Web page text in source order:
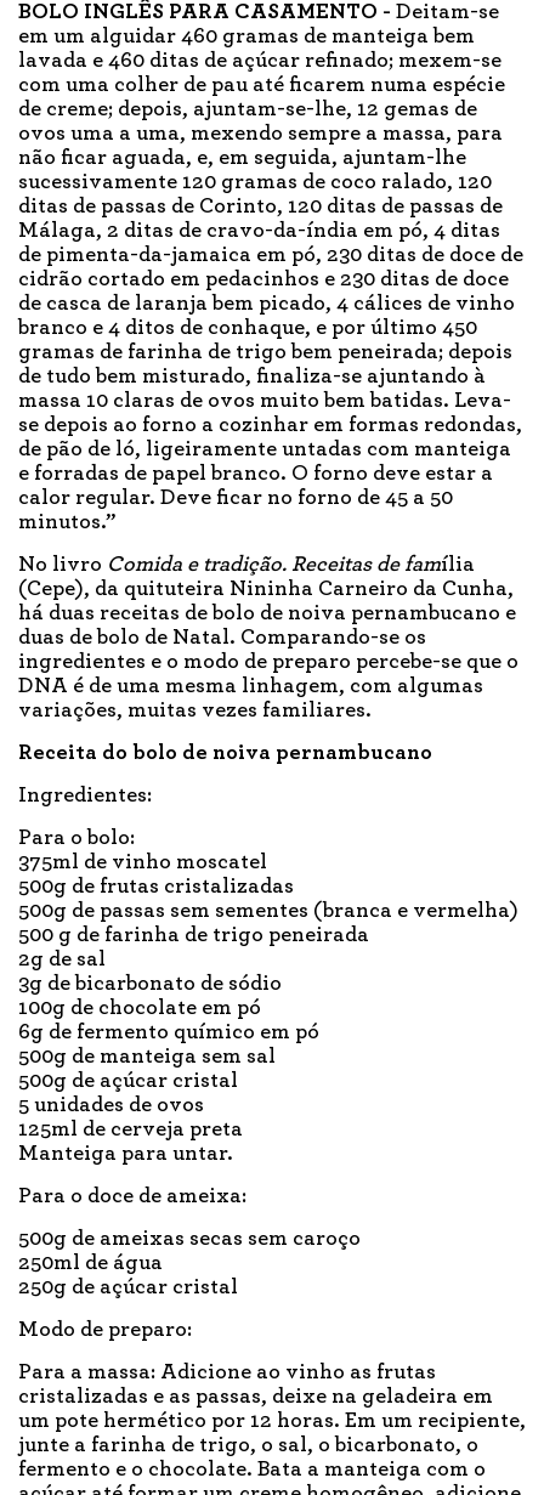
BOLO INGLÊS PARA CASAMENTO - Deitam-se
em um alguidar 460 gramas de manteiga bem
lavada e 460 ditas de açúcar refinado; mexem-se
com uma colher de pau até ficarem numa espécie
de creme; depois, ajuntam-se-lhe, 12 gemas de
ovos uma a uma, mexendo sempre a massa, para
não ficar aguada, e, em seguida, ajuntam-lhe
sucessivamente 120 gramas de coco ralado, 120
ditas de passas de Corinto, 120 ditas de passas de
Málaga, 2 ditas de cravo-da-índia em pó, 4 ditas
de pimenta-da-jamaica em pó, 230 ditas de doce de
cidrão cortado em pedacinhos e 230 ditas de doce
de casca de laranja bem picado, 4 cálices de vinho
branco e 4 ditos de conhaque, e por último 450
gramas de farinha de trigo bem peneirada; depois
de tudo bem misturado, finaliza-se ajuntando à
massa 10 claras de ovos muito bem batidas. Leva-
se depois ao forno a cozinhar em formas redondas,
de pão de ló, ligeiramente untadas com manteiga
e forradas de papel branco. O forno deve estar a
calor regular. Deve ficar no forno de 45 a 50
minutos.”
No livro Comida e tradição. Receitas de família
(Cepe), da quituteira Nininha Carneiro da Cunha,
há duas receitas de bolo de noiva pernambucano e
duas de bolo de Natal. Comparando-se os
ingredientes e o modo de preparo percebe-se que o
DNA é de uma mesma linhagem, com algumas
variações, muitas vezes familiares.
Receita do bolo de noiva pernambucano
Ingredientes:
Para o bolo:
375ml de vinho moscatel
500g de frutas cristalizadas
500g de passas sem sementes (branca e vermelha)
500 g de farinha de trigo peneirada
2g de sal
3g de bicarbonato de sódio
100g de chocolate em pó
6g de fermento químico em pó
500g de manteiga sem sal
500g de açúcar cristal
5 unidades de ovos
125ml de cerveja preta
Manteiga para untar.
Para o doce de ameixa:
500g de ameixas secas sem caroço
250ml de água
250g de açúcar cristal
Modo de preparo:
Para a massa: Adicione ao vinho as frutas
cristalizadas e as passas, deixe na geladeira em
um pote hermético por 12 horas. Em um recipiente,
junte a farinha de trigo, o sal, o bicarbonato, o
fermento e o chocolate. Bata a manteiga com o